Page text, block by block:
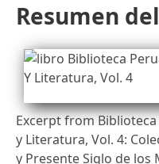
Resumen
Excerpt from
y Literatura, Vol. 4:
y Presente Siglo de los